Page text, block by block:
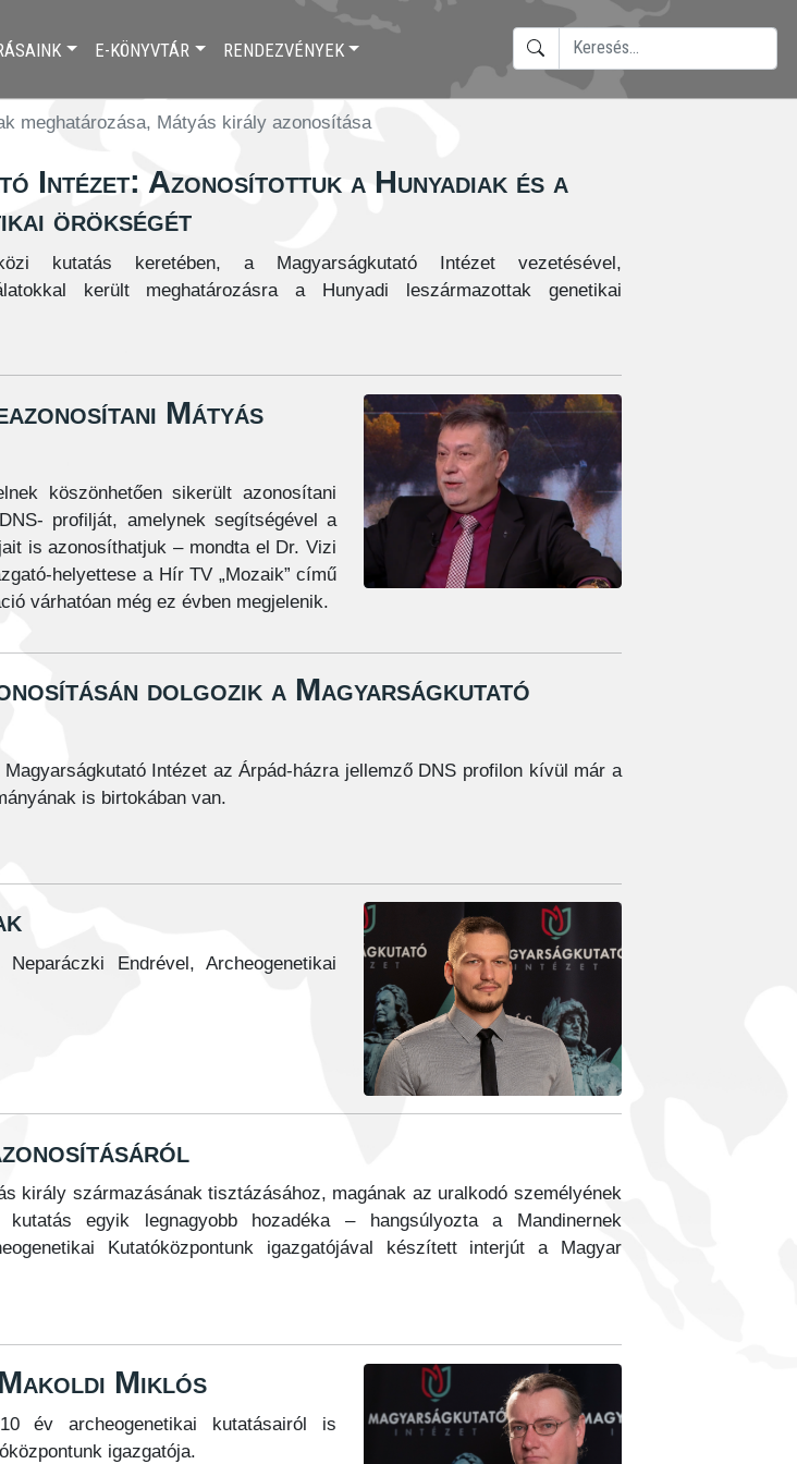
E-KÖNYVTÁR RENDEZVÉNYEK KERESÉS
meghatározása, Mátyás király azonosítása
Intézet: Azonosítottuk a Hunyadiak és a
örökségét
kutatás keretében, a Magyarságkutató Intézet vezetésével,
került meghatározásra a Hunyadi leszármazottak genetikai
Mátyás
köszönhetően sikerült azonosítani
profilját, amelynek segítségével a
is azonosíthatjuk – mondta el Dr. Vizi
helyettese a Hír TV „Mozaik” című
várhatóan még ez évben megjelenik.
dolgozik a Magyarságkutató
Intézet az Árpád-házra jellemző DNS profilon kívül már a
is birtokában van.
Endrével, Archeogenetikai
király származásának tisztázásához, magának az uralkodó személyének
egyik legnagyobb hozadéka – hangsúlyozta a Mandinernek
Kutatóközpontunk igazgatójával készített interjút a Magyar
Miklós
év archeogenetikai kutatásairól is
igazgatója.